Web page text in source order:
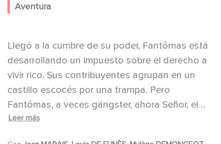
Aventura
Llegó a la cumbre de su poder, Fantômas está
desarrollando un impuesto sobre el derecho a
vivir rico. Sus contribuyentes agrupan en un
castillo escocés por una trampa. Pero
Fantômas, a veces gángster, ahora Señor, el
cambio la apariencia a una velocidad tal que el
Leer más